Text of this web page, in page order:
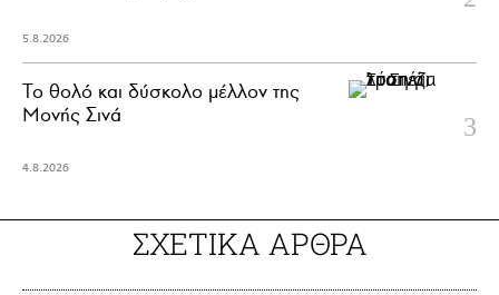
5.8.2026
Το θολό και δύσκολο μέλλον της
Μονής Σινά
4.8.2026
ΣΧΕΤΙΚΑ ΑΡΘΡΑ